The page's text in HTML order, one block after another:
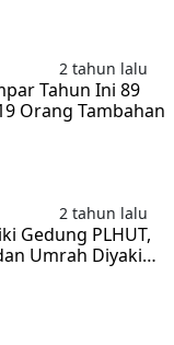
2 tahun lalu
Tahun Ini 89
Orang Tambahan
2 tahun lalu
Gedung PLHUT,
Umrah Diyakini